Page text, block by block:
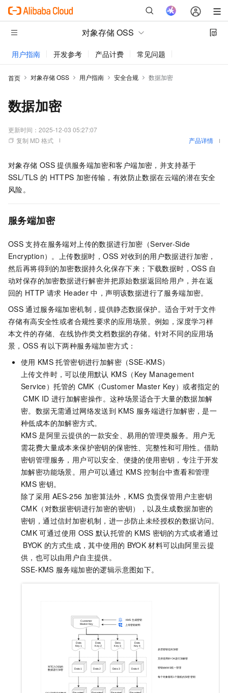
对象存储 OSS
用户指南 开发参考 产品计费 常见问题
首页 对象存储 OSS 用户指南 安全合规 数据加密
数据加密
更新时间： 2025-12-03 05:27:07
复制 MD 格式
产品详情
对象存储 OSS 提供服务端加密和客户端加密，并支持基于
SSL/TLS 的 HTTPS 加密传输，有效防止数据在云端的潜在安全
风险。
服务端加密
OSS 支持在服务端对上传的数据进行加密（Server-Side
Encryption）。上传数据时，OSS 对收到的用户数据进行加密，
然后再将得到的加密数据持久化保存下来；下载数据时，OSS 自
动对保存的加密数据进行解密并把原始数据返回给用户，并在返
回的 HTTP 请求 Header 中，声明该数据进行了服务端加密。
OSS 通过服务端加密机制，提供静态数据保护。适合于对于文件
存储有高安全性或者合规性要求的应用场景。例如，深度学习样
本文件的存储、在线协作类文档数据的存储。针对不同的应用场
景，OSS 有以下两种服务端加密方式：
使用 KMS 托管密钥进行加解密（SSE-KMS）
上传文件时，可以使用默认 KMS（Key Management
Service）托管的 CMK（Customer Master Key）或者指定的
CMK ID 进行加解密操作。这种场景适合于大量的数据加解
密。数据无需通过网络发送到 KMS 服务端进行加解密，是一
种低成本的加解密方式。
KMS 是阿里云提供的一款安全、易用的管理类服务。用户无
需花费大量成本来保护密钥的保密性、完整性和可用性。借助
密钥管理服务，用户可以安全、便捷的使用密钥，专注于开发
加解密功能场景。用户可以通过 KMS 控制台中查看和管理
KMS 密钥。
除了采用 AES-256 加密算法外，KMS 负责保管用户主密钥
CMK（对数据密钥进行加密的密钥），以及生成数据加密的
密钥，通过信封加密机制，进一步防止未经授权的数据访问。
CMK 可通过使用 OSS 默认托管的 KMS 密钥的方式或者通过
BYOK 的方式生成，其中使用的 BYOK 材料可以由阿里云提
供，也可以由用户自主提供。
SSE-KMS 服务端加密的逻辑示意图如下。